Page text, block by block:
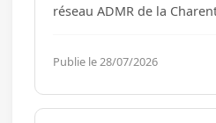
réseau ADMR de la
Les bénévoles et les
mêmes valeurs : respect
citoyenneté, ...
Publie le 28/07/2026